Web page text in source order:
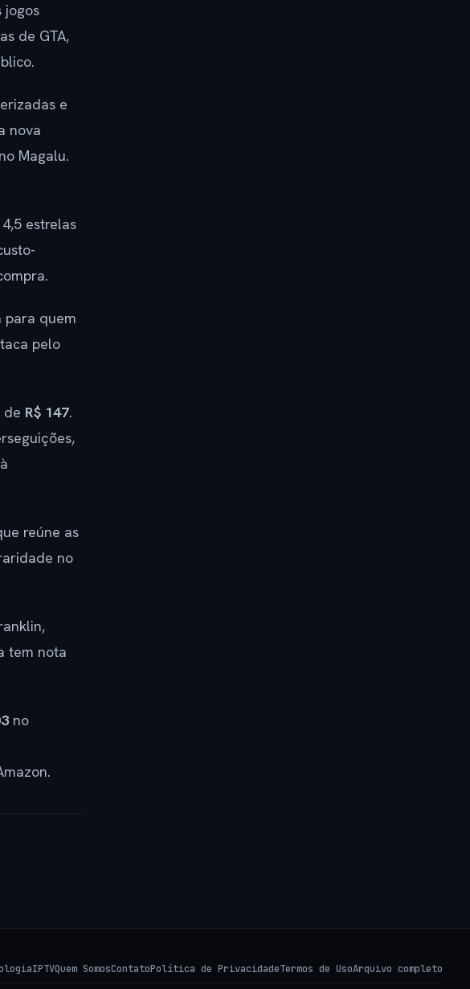
jogos
de GTA,
e
nova
Magalu.
estrelas
para quem
pelo
de R$ 147.
reúne as
no
tem nota
no
IPTVQuem SomosContatoPolítica de PrivacidadeTermos de UsoArquivo completo